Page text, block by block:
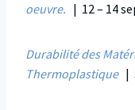
oeuvre. | 12 – 14
Durabilité des
Thermoplastique|